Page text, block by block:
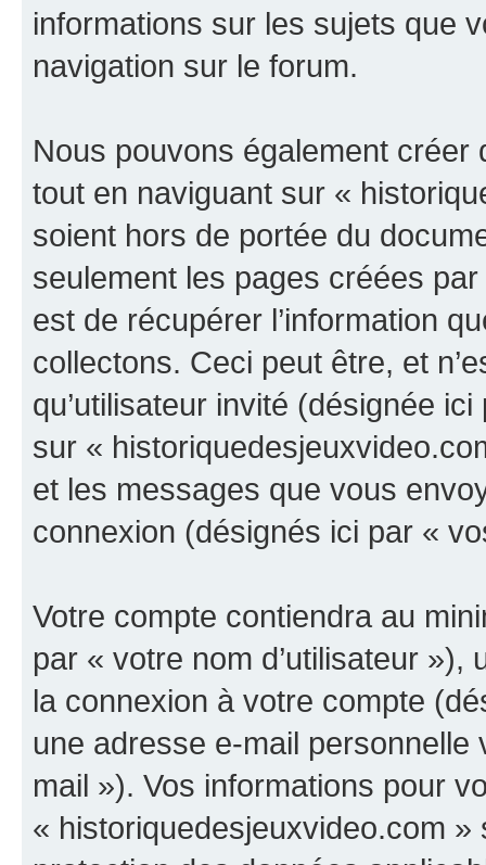
informations sur les sujets que
navigation sur le forum.
Nous pouvons également
tout en naviguant sur «
soient hors de portée du
seulement les pages créées
est de récupérer l’information
collectons. Ceci peut être, et
qu’utilisateur invité (désignée
sur «
et les messages que vous
connexion (désignés ici par «
Votre compte contiendra au
par « votre nom d’utilisateur
la connexion à votre compte
une adresse e-mail
mail »). Vos informations pour
« historiquedesjeuxvideo.com